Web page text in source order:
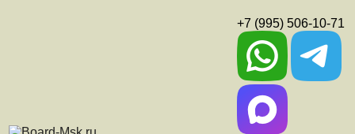
+7 (995) 506-10-71